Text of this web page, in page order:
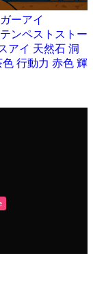
ーアイ
テンペストストー
アイ 天然石 洞
色 行動力 赤色 輝